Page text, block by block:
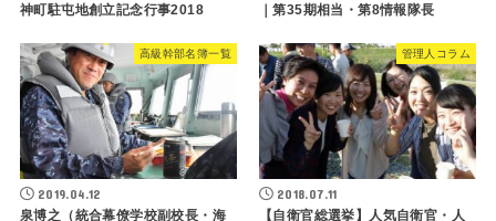
神町駐屯地創立記念行事2018
｜第35期相当・第8情報隊長
高級幹部名簿一覧
2019.04.12
泉博之（統合幕僚学校副校長・海
管理人コラム
2018.07.11
【自衛官総選挙】人気自衛官・人